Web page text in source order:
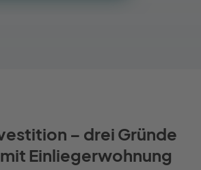
– drei Gründe
Einliegerwohnung